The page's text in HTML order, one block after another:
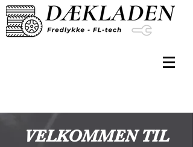
VELKOMMEN TIL